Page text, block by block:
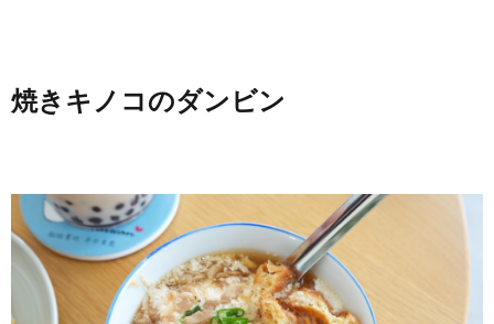
焼きキノコのダンビン